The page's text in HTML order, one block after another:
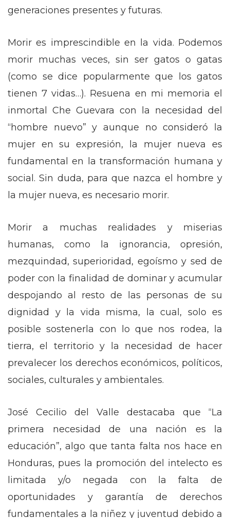
generaciones presentes y futuras.
Morir es imprescindible en la vida. Podemos
morir muchas veces, sin ser gatos o gatas
(como se dice popularmente que los gatos
tienen 7 vidas…). Resuena en mi memoria el
inmortal Che Guevara con la necesidad del
“hombre nuevo” y aunque no consideró la
mujer en su expresión, la mujer nueva es
fundamental en la transformación humana y
social. Sin duda, para que nazca el hombre y
la mujer nueva, es necesario morir.
Morir a muchas realidades y miserias
humanas, como la ignorancia, opresión,
mezquindad, superioridad, egoísmo y sed de
poder con la finalidad de dominar y acumular
despojando al resto de las personas de su
dignidad y la vida misma, la cual, solo es
posible sostenerla con lo que nos rodea, la
tierra, el territorio y la necesidad de hacer
prevalecer los derechos económicos, políticos,
sociales, culturales y ambientales.
José Cecilio del Valle destacaba que “La
primera necesidad de una nación es la
educación”, algo que tanta falta nos hace en
Honduras, pues la promoción del intelecto es
limitada y/o negada con la falta de
oportunidades y garantía de derechos
fundamentales a la niñez y juventud debido a